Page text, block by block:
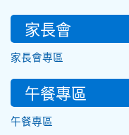
家長會
家長會專區
午餐專區
午餐專區